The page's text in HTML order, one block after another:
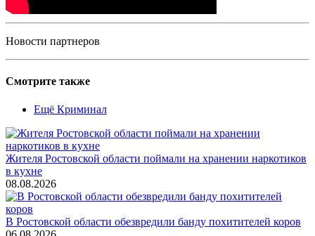
Новости партнеров
Смотрите также
Ещё Криминал
Жителя Ростовской области поймали на хранении наркотиков
в кухне
08.08.2026
В Ростовской области обезвредили банду похитителей коров